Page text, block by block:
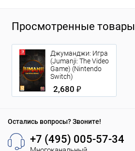
Просмотренные товары
Джуманджи: Игра
(Jumanji: The Video
Game) (Nintendo
Switch)
2,680 ₽
Остались вопросы? Звоните!
+7 (495) 005-57-34